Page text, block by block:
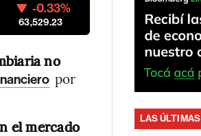
-0.33%
63,529.23
no
por
el mercado
LAS ÚLTIMAS